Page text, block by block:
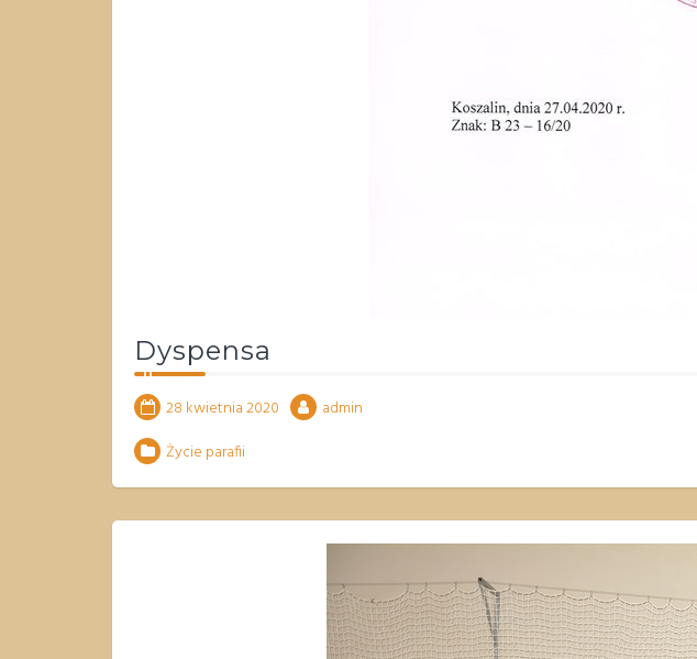
Dyspensa
28 kwietnia 2020
admin
Życie parafii